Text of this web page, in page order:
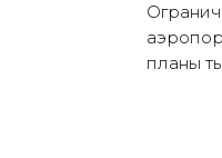
планы